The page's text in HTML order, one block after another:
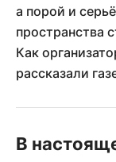
а порой и
пространства
Как
рассказали
В